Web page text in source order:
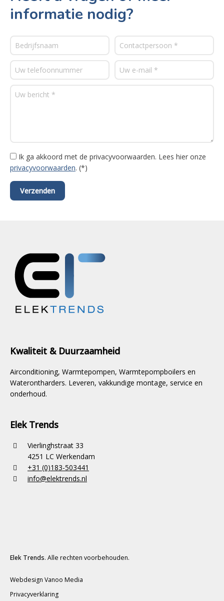
informatie nodig?
Ik ga akkoord met de privacyvoorwaarden. Lees hier onze
privacyvoorwaarden. (*)
Kwaliteit & Duurzaamheid
Airconditioning, Warmtepompen, Warmtepompboilers en
Waterontharders. Leveren, vakkundige montage, service en
onderhoud.
Elek Trends
Vierlinghstraat 33
4251 LC Werkendam
+31 (0)183-503441
info@elektrends.nl
Elek Trends. Alle rechten voorbehouden.
Webdesign Vanoo Media
Privacyverklaring